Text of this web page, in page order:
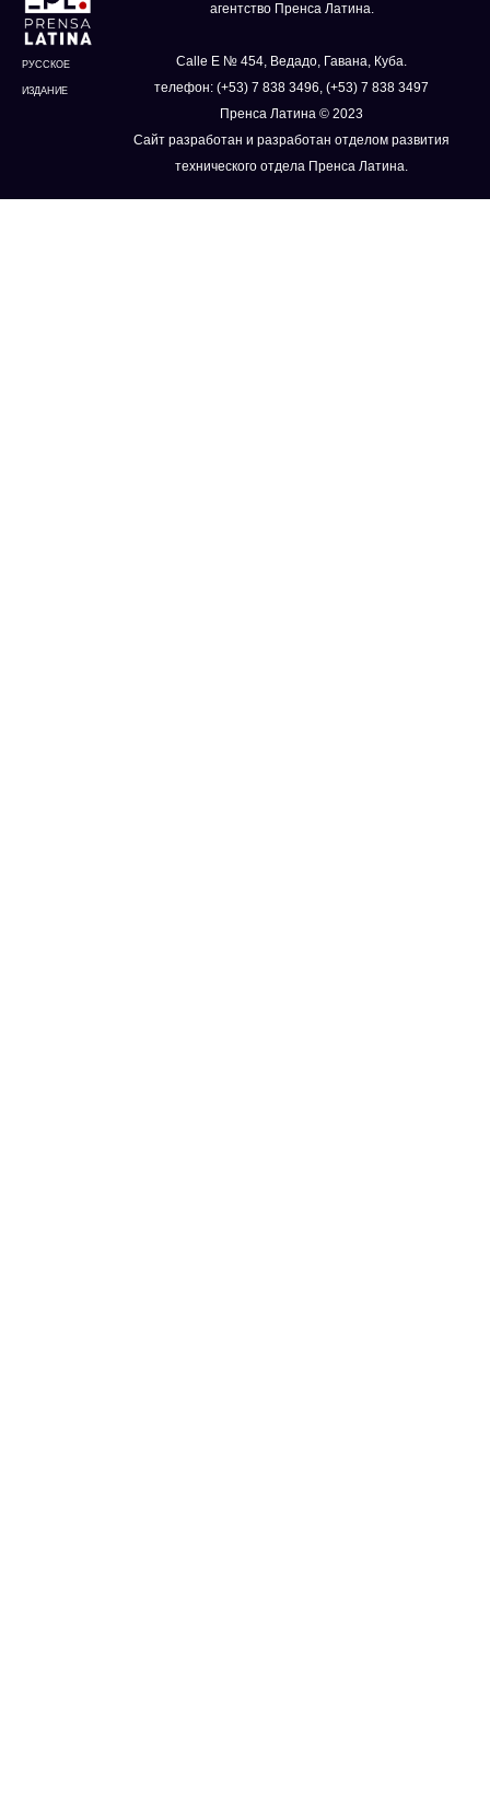
РУССКОЕ
ИЗДАНИЕ
агентство Пренса Латина.
Calle E № 454, Ведадо, Гавана, Куба.
телефон: (+53) 7 838 3496, (+53) 7 838 3497
Пренса Латина © 2023
Сайт разработан и разработан отделом развития
технического отдела Пренса Латина.